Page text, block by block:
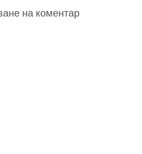
на коментар